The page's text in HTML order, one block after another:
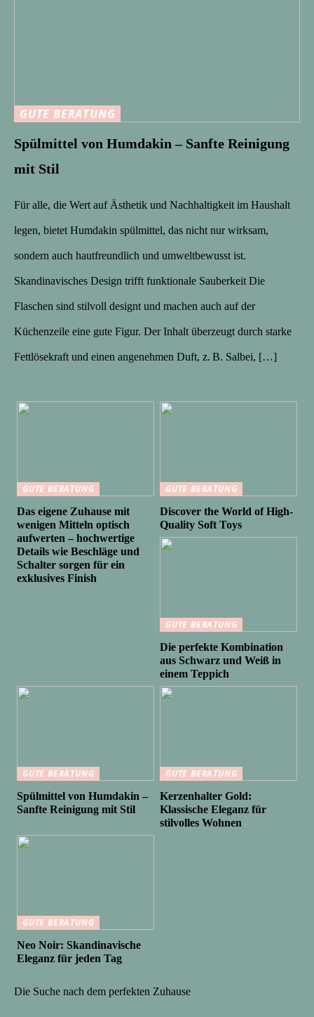
GUTE BERATUNG
Spülmittel von Humdakin – Sanfte Reinigung
mit Stil
Für alle, die Wert auf Ästhetik und Nachhaltigkeit im Haushalt
legen, bietet Humdakin spülmittel, das nicht nur wirksam,
sondern auch hautfreundlich und umweltbewusst ist.
Skandinavisches Design trifft funktionale Sauberkeit Die
Flaschen sind stilvoll designt und machen auch auf der
Küchenzeile eine gute Figur. Der Inhalt überzeugt durch starke
Fettlösekraft und einen angenehmen Duft, z. B. Salbei, […]
GUTE BERATUNG
Das eigene Zuhause mit
wenigen Mitteln optisch
aufwerten – hochwertige
Details wie Beschläge und
Schalter sorgen für ein
exklusives Finish
GUTE BERATUNG
Discover the World of High-
Quality Soft Toys
GUTE BERATUNG
Die perfekte Kombination
aus Schwarz und Weiß in
einem Teppich
GUTE BERATUNG
Spülmittel von Humdakin –
Sanfte Reinigung mit Stil
GUTE BERATUNG
Kerzenhalter Gold:
Klassische Eleganz für
stilvolles Wohnen
GUTE BERATUNG
Neo Noir: Skandinavische
Eleganz für jeden Tag
Die Suche nach dem perfekten Zuhause